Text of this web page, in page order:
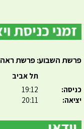
פרשת השבוע: פרשת ראה
כניסה:
יציאה:
תל אביב
19:12
20:11